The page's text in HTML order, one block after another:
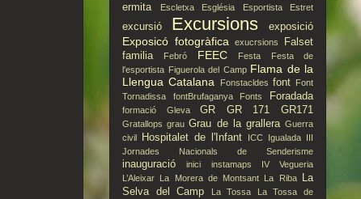
ermita
Escletxa Església Esportista Estret
excursió Excursions exposició
Exposicó fotogràfica exucrsions
Falset
familia
Febró FEEC Festa
Festa de
l'esportista Figuerola del Camp Flama de la
Llengua Catalana
Fonstacldes font
Font
Tornadissa
fontBrufaganya Fonts Foradada
formació Gleva GR GR 171 GR171
Gratallops grau Grau de la grallera Guerra
civil
Hospitalet de l'Infant ICC Igualada III
Jornades Nacionals de Senderisme
inauguració inici instamaps
IV Vegueria
L’Aleixar La Morera de Montsant La Riba
La
Selva del Camp
La Tossa
La Tossa de